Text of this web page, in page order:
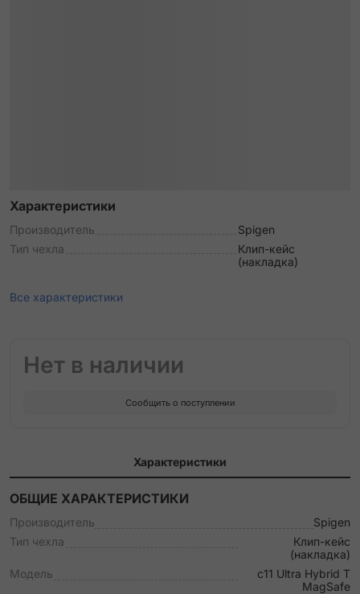
Характеристики
Производитель
Spigen
Тип чехла
Клип-кейс
(накладка)
Все характеристики
Нет в наличии
Сообщить о поступлении
Характеристики
ОБЩИЕ ХАРАКТЕРИСТИКИ
Производитель
Spigen
Тип чехла
Клип-кейс
(накладка)
Модель
c11 Ultra Hybrid T
MagSafe